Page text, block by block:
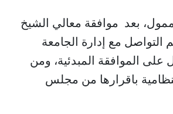
بعد موافقة معالي الشيخ
التواصل مع إدارة الجامعة
الموافقة المبدئية، ومن
باقرارها من مجلس